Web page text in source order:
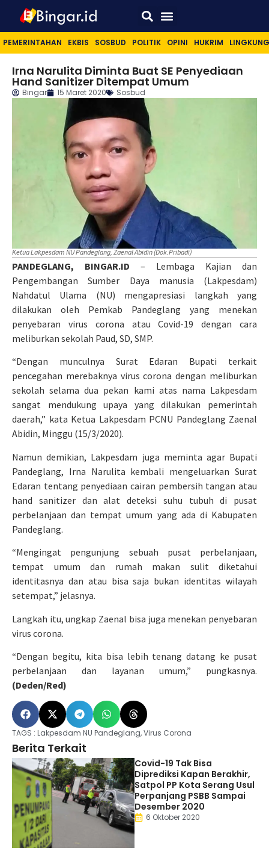
PEMERINTAHAN EKBIS SOSBUD POLITIK OPINI HUKRIM
Irna Narulita Diminta Buat SE Penyediaan
Hand Sanitizer Ditempat Umum
Bingar 15 Maret 2020 Sosbud
Ketua Lakpesdam NU Pandeglang, Zaenal Abidin (Dok.Pribadi)
PANDEGLANG, BINGAR.ID – Lembaga Kajian dan
Pengembangan Sumber Daya manusia (Lakpesdam)
Nahdatul Ulama (NU) mengapresiasi langkah yang
dilakukan oleh Pemkab Pandeglang yang menekan
penyebaran virus corona atau Covid-19 dengan cara
meliburkan sekolah Paud, SD, SMP.
“Dengan munculnya Surat Edaran Bupati terkait
pencegahan merebaknya virus corona dengan meliburkan
sekolah selama dua pekan kami atas nama Lakpesdam
sangat mendukung upaya yang dilakukan pemerintah
daerah,” kata Ketua Lakpesdam PCNU Pandeglang Zaenal
Abidin, Minggu (15/3/2020).
Namun demikian, Lakpesdam juga meminta agar Bupati
Pandeglang, Irna Narulita kembali mengeluarkan Surat
Edaran tentang penyediaan cairan pembersih tangan atau
hand sanitizer dan alat deteksi suhu tubuh di pusat
perbelanjaan dan tempat umum yang ada di Kabupaten
Pandeglang.
“Mengingat pengunjung sebuah pusat perbelanjaan,
tempat umum dan rumah makan sulit diketahui
identitasnya dan atau bisa saja bukan identitas wilayah
setempat,” jelasnya.
Langkah itu, ungkap Zaenal bisa juga menekan penyebaran
virus corona.
“Dengan begitu, kita bisa lebih tenang datang ke pusat
perbelanjaan dan layanan umum,” pungkasnya.
(Deden/Red)
TAGS : Lakpesdam NU Pandeglang,Virus Corona
Berita Terkait
Covid-19 Tak Bisa
Diprediksi Kapan Berakhir,
Satpol PP Kota Serang Usul
Perpanjang PSBB Sampai
Desember 2020
6 Oktober 2020